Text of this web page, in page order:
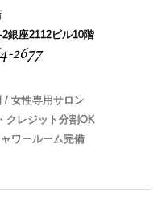
銀座2112ビル10階
2677
/ 女性専用サロン
クレジット分割OK
ワールーム完備